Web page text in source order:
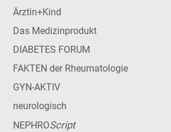
Ärztin+Kind
Das Medizinprodukt
DIABETES FORUM
FAKTEN der Rheumatologie
GYN-AKTIV
neurologisch
NEPHROScript